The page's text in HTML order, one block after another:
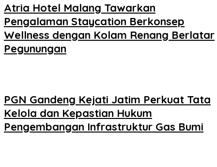
Atria Hotel Malang Tawarkan
Pengalaman Staycation Berkonsep
Wellness dengan Kolam Renang Berlatar
Pegunungan
PGN Gandeng Kejati Jatim Perkuat Tata
Kelola dan Kepastian Hukum
Pengembangan Infrastruktur Gas Bumi